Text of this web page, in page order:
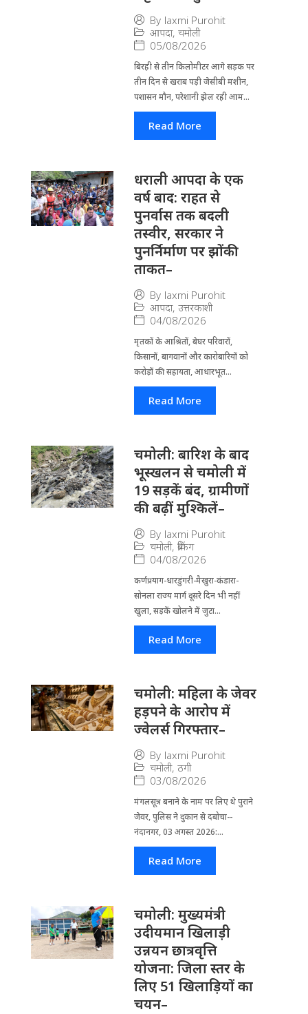
By laxmi Purohit
आपदा, चमोली
05/08/2026
बिरही से तीन किलोमीटर आगे सड़क पर
तीन दिन से खराब पड़ी जेसीबी मशीन,
पशासन मौन, परेशानी झेल रही आम...
Read More
धराली आपदा के एक
वर्ष बाद: राहत से
पुनर्वास तक बदली
तस्वीर, सरकार ने
पुनर्निर्माण पर झोंकी
ताकत–
By laxmi Purohit
आपदा, उत्तरकाशी
04/08/2026
मृतकों के आश्रितों, बेघर परिवारों,
किसानों, बागवानों और कारोबारियों को
करोड़ों की सहायता, आधारभूत...
Read More
चमोली: बारिश के बाद
भूस्खलन से चमोली में
19 सड़कें बंद, ग्रामीणों
की बढ़ीं मुश्किलें–
By laxmi Purohit
चमोली, ब्रेकिंग
04/08/2026
कर्णप्रयाग-धारडुंगरी-मैखुरा-कंडारा-
सोनला राज्य मार्ग दूसरे दिन भी नहीं
खुला, सड़कें खोलने में जुटा...
Read More
चमोली: महिला के जेवर
हड़पने के आरोप में
ज्वेलर्स गिरफ्तार–
By laxmi Purohit
चमोली, ठगी
03/08/2026
मंगलसूत्र बनाने के नाम पर लिए थे पुराने
जेवर, पुलिस ने दुकान से दबोचा--
नंदानगर, 03 अगस्त 2026:...
Read More
चमोली: मुख्यमंत्री
उदीयमान खिलाड़ी
उन्नयन छात्रवृत्ति
योजना: जिला स्तर के
लिए 51 खिलाड़ियों का
चयन–